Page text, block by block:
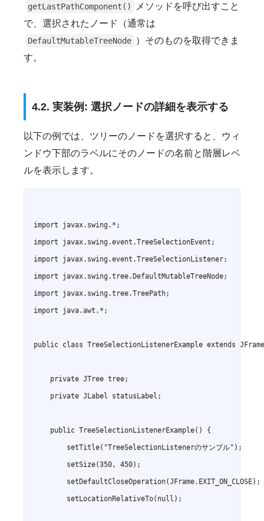
getLastPathComponent()
メソッドを呼び出すこと
で、選択されたノード（通常は
DefaultMutableTreeNode ）そのものを取得できま
す。
4.2. 実装例: 選択ノードの詳細を表示する
以下の例では、ツリーのノードを選択すると、ウィ
ンドウ下部のラベルにそのノードの名前と階層レベ
ルを表示します。
import javax.swing.*;
import javax.swing.event.TreeSelectionEvent;
import javax.swing.event.TreeSelectionListener;
import javax.swing.tree.DefaultMutableTreeNode;
import javax.swing.tree.TreePath;
import java.awt.*;
public class TreeSelectionListenerExample extends
    private JTree tree;
    private JLabel statusLabel;
    public TreeSelectionListenerExample() {
        setTitle("TreeSelectionListenerのサンプル");
        setSize(350, 450);
        setDefaultCloseOperation(JFrame.EXIT_ON_CLOSE);
        setLocationRelativeTo(null);